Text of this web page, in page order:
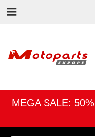
MEGA SALE: